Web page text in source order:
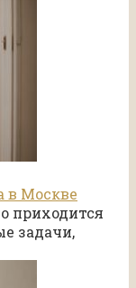
в Москве
приходится
задачи,